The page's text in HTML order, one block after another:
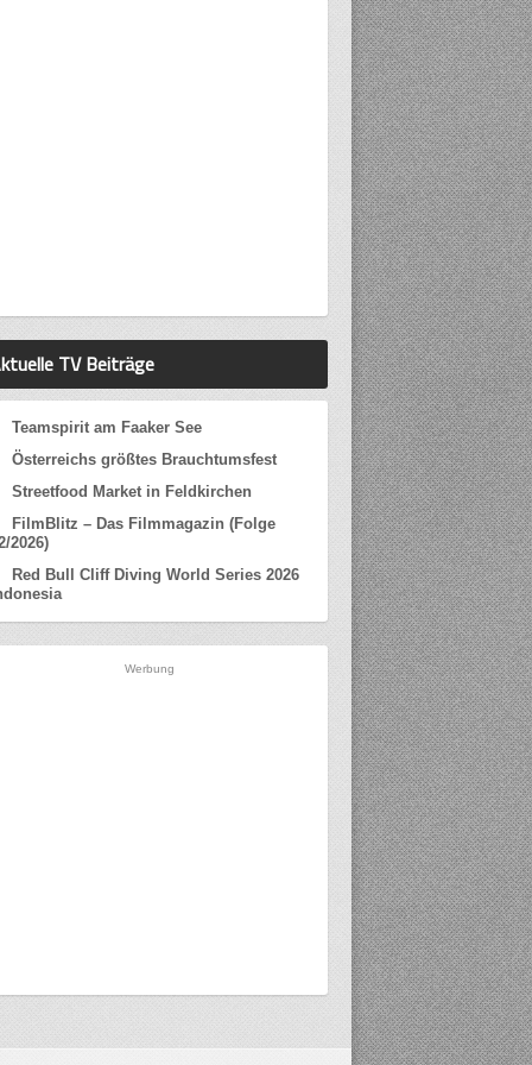
TV Beiträge
Teamspirit am Faaker See
Österreichs größtes Brauchtumsfest
Streetfood Market in Feldkirchen
FilmBlitz – Das Filmmagazin (Folge
2026)
Red Bull Cliff Diving World Series 2026
Werbung